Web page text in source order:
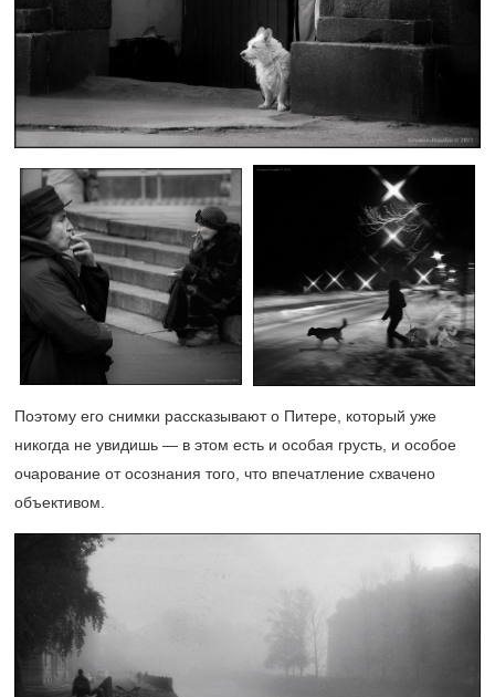
Поэтому его снимки рассказывают о Питере, который уже
никогда не увидишь — в этом есть и особая грусть, и особое
очарование от осознания того, что впечатление схвачено
объективом.